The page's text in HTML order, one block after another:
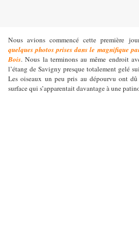
Nous avions commencé cette première
quelques photos prises dans le magnifique
Bois. Nous la terminons au même endroit
l’étang de Savigny presque totalement gelé
Les oiseaux un peu pris au dépourvu ont dû
surface qui s’apparentait davantage à une